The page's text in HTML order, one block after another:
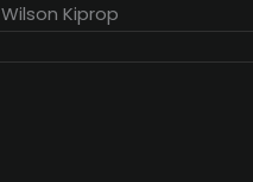
Wilson Kiprop